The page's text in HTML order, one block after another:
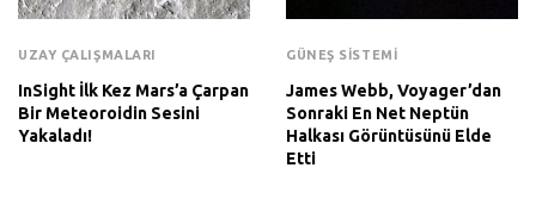
UZAY ÇALIŞMALARI
InSight İlk Kez Mars’a Çarpan
Bir Meteoroidin Sesini
Yakaladı!
GÜNEŞ SISTEMI
James Webb, Voyager’dan
Sonraki En Net Neptün
Halkası Görüntüsünü Elde
Etti